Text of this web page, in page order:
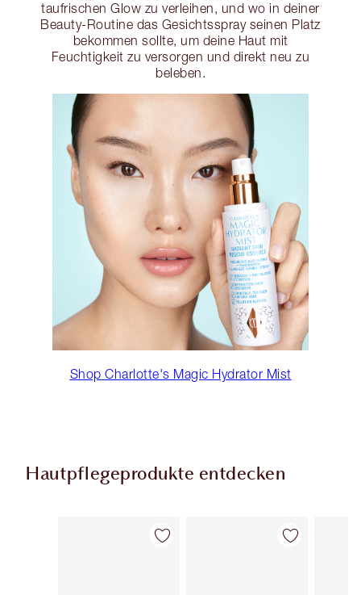
taufrischen Glow zu verleihen, und wo in deiner
Beauty-Routine das Gesichtsspray seinen Platz
bekommen sollte, um deine Haut mit
Feuchtigkeit zu versorgen und direkt neu zu
beleben.
Shop Charlotte's Magic Hydrator Mist
Hautpflegeprodukte entdecken
Artikel 1 von 114 Artikel 2 von 114